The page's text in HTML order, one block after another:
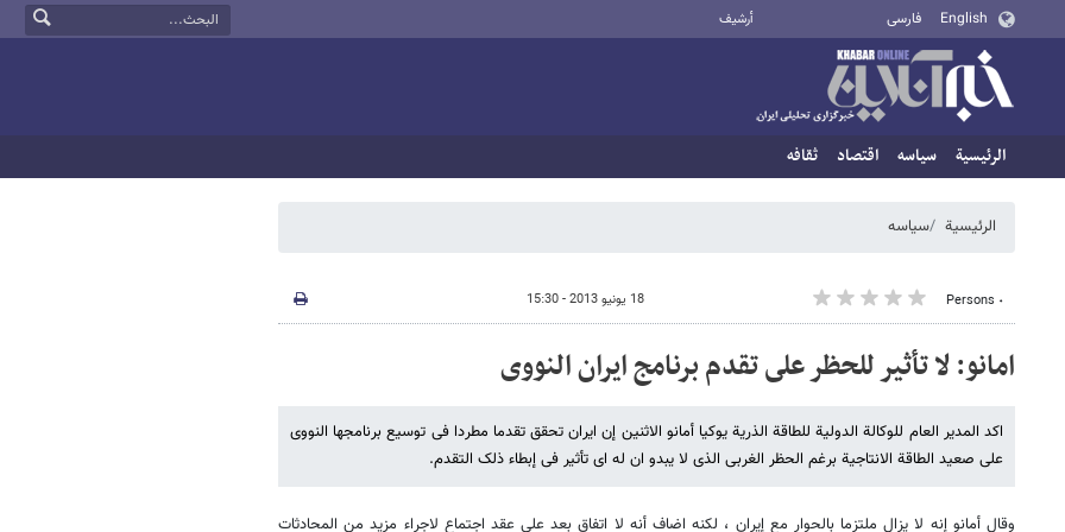
English فارسی أرشيف
الرئيسية سیاسه اقتصاد ثقافه
الرئيسية سیاسه
٠ Persons 18 يونيو 2013 - 15:30
امانو: لا تأثیر للحظر على تقدم برنامج ایران النووی
اکد المدیر العام للوکالة الدولیة للطاقة الذریة یوکیا أمانو الاثنین إن ایران تحقق تقدما مطردا فی توسیع برنامجها النووی
على صعید الطاقة الانتاجیة برغم الحظر الغربی الذی لا یبدو ان له ای تأثیر فی إبطاء ذلک التقدم.
وقال أمانو إنه لا یزال ملتزما بالحوار مع إیران ، لکنه اضاف أنه لا اتفاق بعد على عقد اجتماع لاجراء مزید من المحادثات